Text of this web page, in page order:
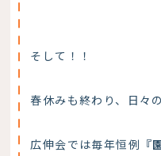
そして！！
春休みも終わり、日々
広伸会では毎年恒例 『